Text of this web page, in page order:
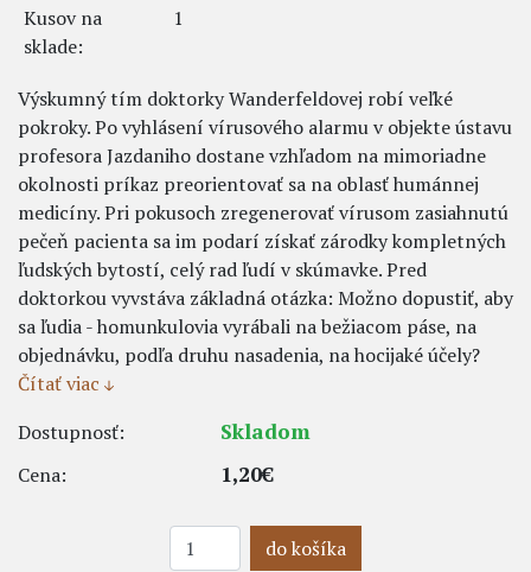
Kusov na
sklade:
1
Výskumný tím doktorky Wanderfeldovej robí veľké
pokroky. Po vyhlásení vírusového alarmu v objekte ústavu
profesora Jazdaniho dostane vzhľadom na mimoriadne
okolnosti príkaz preorientovať sa na oblasť humánnej
medicíny. Pri pokusoch zregenerovať vírusom zasiahnutú
pečeň pacienta sa im podarí získať zárodky kompletných
ľudských bytostí, celý rad ľudí v skúmavke. Pred
doktorkou vyvstáva základná otázka: Možno dopustiť, aby
sa ľudia - homunkulovia vyrábali na bežiacom páse, na
objednávku, podľa druhu nasadenia, na hocijaké účely?
Čítať viac
Dostupnosť:
Skladom
Cena: 1,20€
do košíka